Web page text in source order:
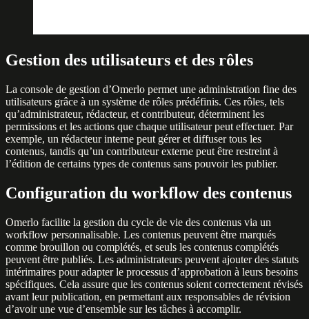
Gestion des utilisateurs et des rôles
La console de gestion d’Omerlo permet une administration fine des
utilisateurs grâce à un système de rôles prédéfinis. Ces rôles, tels
qu’administrateur, rédacteur, et contributeur, déterminent les
permissions et les actions que chaque utilisateur peut effectuer. Par
exemple, un rédacteur interne peut gérer et diffuser tous les
contenus, tandis qu’un contributeur externe peut être restreint à
l’édition de certains types de contenus sans pouvoir les publier.
Configuration du workflow des contenus
Omerlo facilite la gestion du cycle de vie des contenus via un
workflow personnalisable. Les contenus peuvent être marqués
comme brouillon ou complétés, et seuls les contenus complétés
peuvent être publiés. Les administrateurs peuvent ajouter des statuts
intérimaires pour adapter le processus d’approbation à leurs besoins
spécifiques. Cela assure que les contenus soient correctement révisés
avant leur publication, en permettant aux responsables de révision
d’avoir une vue d’ensemble sur les tâches à accomplir.